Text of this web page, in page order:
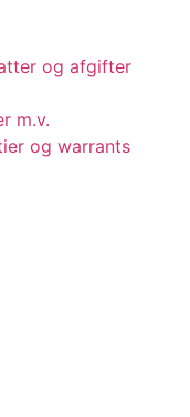
og afgifter
m.v.
og warrants